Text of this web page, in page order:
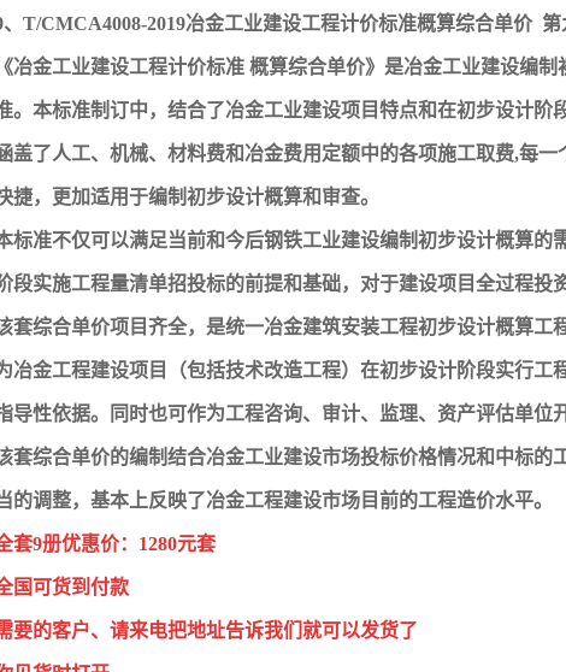
、T/CMCA4008-2019冶金工业建设工程计价标准概算综合单价
《冶金工业建设工程计价标准 概算综合单价》是冶金工业建设编
。本标准制订中，结合了冶金工业建设项目特点和在初步设计阶
盖了人工、机械、材料费和冶金费用定额中的各项施工取费,每
捷，更加适用于编制初步设计概算和审查。
标准不仅可以满足当前和今后钢铁工业建设编制初步设计概算
段实施工程量清单招投标的前提和基础，对于建设项目全过程投
套综合单价项目齐全，是统一冶金建筑安装工程初步设计概算
冶金工程建设项目（包括技术改造工程）在初步设计阶段实行
导性依据。同时也可作为工程咨询、审计、监理、资产评估单位
套综合单价的编制结合冶金工业建设市场投标价格情况和中标
的调整，基本上反映了冶金工程建设市场目前的工程造价水平。
套9册优惠价：1280元套
国可货到付款
要的客户、请来电把地址告诉我们就可以发货了